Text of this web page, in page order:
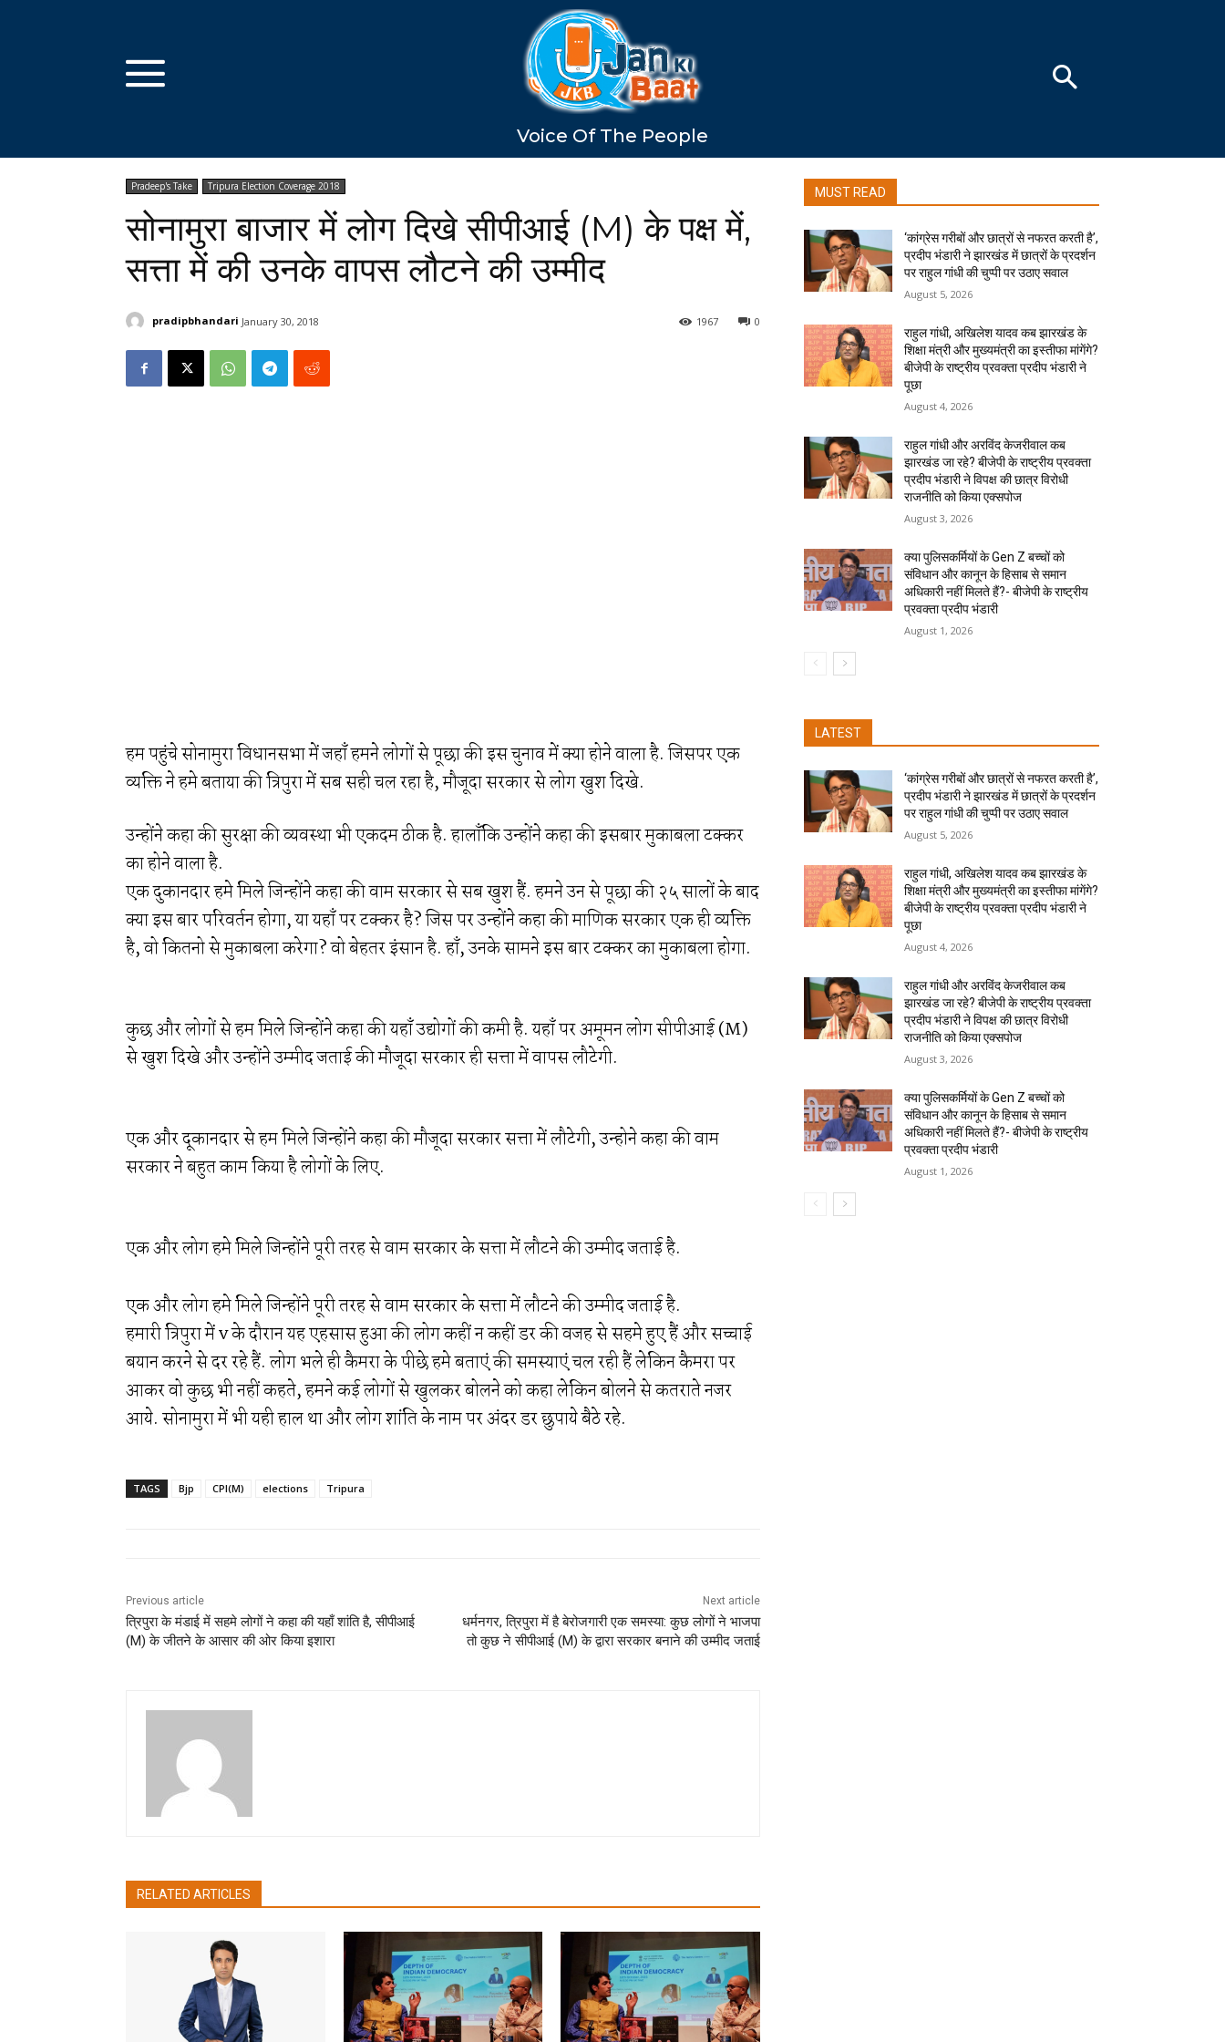
Voice Of The People
Pradeep's Take Tripura Election Coverage 2018
सोनामुरा बाजार में लोग दिखे सीपीआई (M) के पक्ष में,
सत्ता में की उनके वापस लौटने की उम्मीद
pradipbhandari January 30, 2018 0
1967
हम पहुंचे सोनामुरा विधानसभा में जहाँ हमने लोगों से पूछा की इस चुनाव में क्या होने वाला है. जिसपर एक
व्यक्ति ने हमे बताया की त्रिपुरा में सब सही चल रहा है, मौजूदा सरकार से लोग खुश दिखे.
उन्होंने कहा की सुरक्षा की व्यवस्था भी एकदम ठीक है. हालाँकि उन्होंने कहा की इसबार मुकाबला टक्कर
का होने वाला है.
एक दुकानदार हमे मिले जिन्होंने कहा की वाम सरकार से सब खुश हैं. हमने उन से पूछा की २५ सालों के बाद
क्या इस बार परिवर्तन होगा, या यहाँ पर टक्कर है? जिस पर उन्होंने कहा की माणिक सरकार एक ही व्यक्ति
है, वो कितनो से मुकाबला करेगा? वो बेहतर इंसान है. हाँ, उनके सामने इस बार टक्कर का मुकाबला होगा.
कुछ और लोगों से हम मिले जिन्होंने कहा की यहाँ उद्योगों की कमी है. यहाँ पर अमूमन लोग सीपीआई (M)
से खुश दिखे और उन्होंने उम्मीद जताई की मौजूदा सरकार ही सत्ता में वापस लौटेगी.
एक और दूकानदार से हम मिले जिन्होंने कहा की मौजूदा सरकार सत्ता में लौटेगी, उन्होने कहा की वाम
सरकार ने बहुत काम किया है लोगों के लिए.
एक और लोग हमे मिले जिन्होंने पूरी तरह से वाम सरकार के सत्ता में लौटने की उम्मीद जताई है.
एक और लोग हमे मिले जिन्होंने पूरी तरह से वाम सरकार के सत्ता में लौटने की उम्मीद जताई है.
हमारी त्रिपुरा में v के दौरान यह एहसास हुआ की लोग कहीं न कहीं डर की वजह से सहमे हुए हैं और सच्चाई
बयान करने से दर रहे हैं. लोग भले ही कैमरा के पीछे हमे बताएं की समस्याएं चल रही हैं लेकिन कैमरा पर
आकर वो कुछ भी नहीं कहते, हमने कई लोगों से खुलकर बोलने को कहा लेकिन बोलने से कतराते नजर
आये. सोनामुरा में भी यही हाल था और लोग शांति के नाम पर अंदर डर छुपाये बैठे रहे.
TAGS Bjp CPI(M) elections Tripura
Previous article
त्रिपुरा के मंडाई में सहमे लोगों ने कहा की यहाँ शांति है, सीपीआई
(M) के जीतने के आसार की ओर किया इशारा
Next article
धर्मनगर, त्रिपुरा में है बेरोजगारी एक समस्या: कुछ लोगों ने भाजपा
तो कुछ ने सीपीआई (M) के द्वारा सरकार बनाने की उम्मीद जताई
RELATED ARTICLES
MUST READ
‘कांग्रेस गरीबों और छात्रों से नफरत करती है’,
प्रदीप भंडारी ने झारखंड में छात्रों के प्रदर्शन
पर राहुल गांधी की चुप्पी पर उठाए सवाल
August 5, 2026
राहुल गांधी, अखिलेश यादव कब झारखंड के
शिक्षा मंत्री और मुख्यमंत्री का इस्तीफा मांगेंगे?
बीजेपी के राष्ट्रीय प्रवक्ता प्रदीप भंडारी ने
पूछा
August 4, 2026
राहुल गांधी और अरविंद केजरीवाल कब
झारखंड जा रहे? बीजेपी के राष्ट्रीय प्रवक्ता
प्रदीप भंडारी ने विपक्ष की छात्र विरोधी
राजनीति को किया एक्सपोज
August 3, 2026
क्या पुलिसकर्मियों के Gen Z बच्चों को
संविधान और कानून के हिसाब से समान
अधिकारी नहीं मिलते हैं?- बीजेपी के राष्ट्रीय
प्रवक्ता प्रदीप भंडारी
August 1, 2026
LATEST
‘कांग्रेस गरीबों और छात्रों से नफरत करती है’,
प्रदीप भंडारी ने झारखंड में छात्रों के प्रदर्शन
पर राहुल गांधी की चुप्पी पर उठाए सवाल
August 5, 2026
राहुल गांधी, अखिलेश यादव कब झारखंड के
शिक्षा मंत्री और मुख्यमंत्री का इस्तीफा मांगेंगे?
बीजेपी के राष्ट्रीय प्रवक्ता प्रदीप भंडारी ने
पूछा
August 4, 2026
राहुल गांधी और अरविंद केजरीवाल कब
झारखंड जा रहे? बीजेपी के राष्ट्रीय प्रवक्ता
प्रदीप भंडारी ने विपक्ष की छात्र विरोधी
राजनीति को किया एक्सपोज
August 3, 2026
क्या पुलिसकर्मियों के Gen Z बच्चों को
संविधान और कानून के हिसाब से समान
अधिकारी नहीं मिलते हैं?- बीजेपी के राष्ट्रीय
प्रवक्ता प्रदीप भंडारी
August 1, 2026